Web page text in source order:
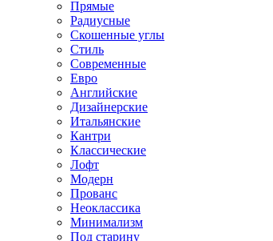
Прямые
Радиусные
Скошенные углы
Стиль
Современные
Евро
Английские
Дизайнерские
Итальянские
Кантри
Классические
Лофт
Модерн
Прованс
Неоклассика
Минимализм
Под старину